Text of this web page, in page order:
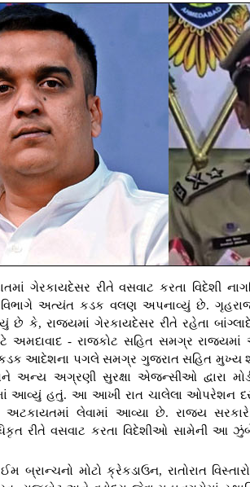
ગેરકાયદેસર રીતે વસવાટ કરતા વિદેશી
અત્યંત કડક વલણ અપનાવ્યું છે.
છે કે, રાજ્યમાં ગેરકાયદેસર રીતે રહેતા
અમદાવાદ - રાજકોટ સહિત સમગ્ર
આદેશના પગલે સમગ્ર ગુજરાત સહિત મુખ્ય
અગ્રણી સુરક્ષા એજન્સીઓ દ્વારા
આવ્યું હતું. આ આખી રાત ચાલેલા ઓપરેશન
અટકાયતમાં લેવામાં આવ્યા છે. રાજ્ય
રીતે વસવાટ કરતા વિદેશીઓ સામેની આ
બ્રાન્ચનો મોટો ક્રેકડાઉન, રાતોરાત